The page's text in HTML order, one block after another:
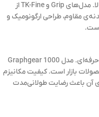
برندی اصیل از آلمان با کیفیت ساخت بسیار بالا. مدل‌های Grip و TK-Fine از
مقاوم، طراحی ارگونومیک و
یکی از برندهای ژاپنی پیشرو در تولید اتودهای حرفه‌ای. مدل Graphgear 1000
بازار است. کیفیت مکانیزم
آن باعث رضایت طولانی‌مدت